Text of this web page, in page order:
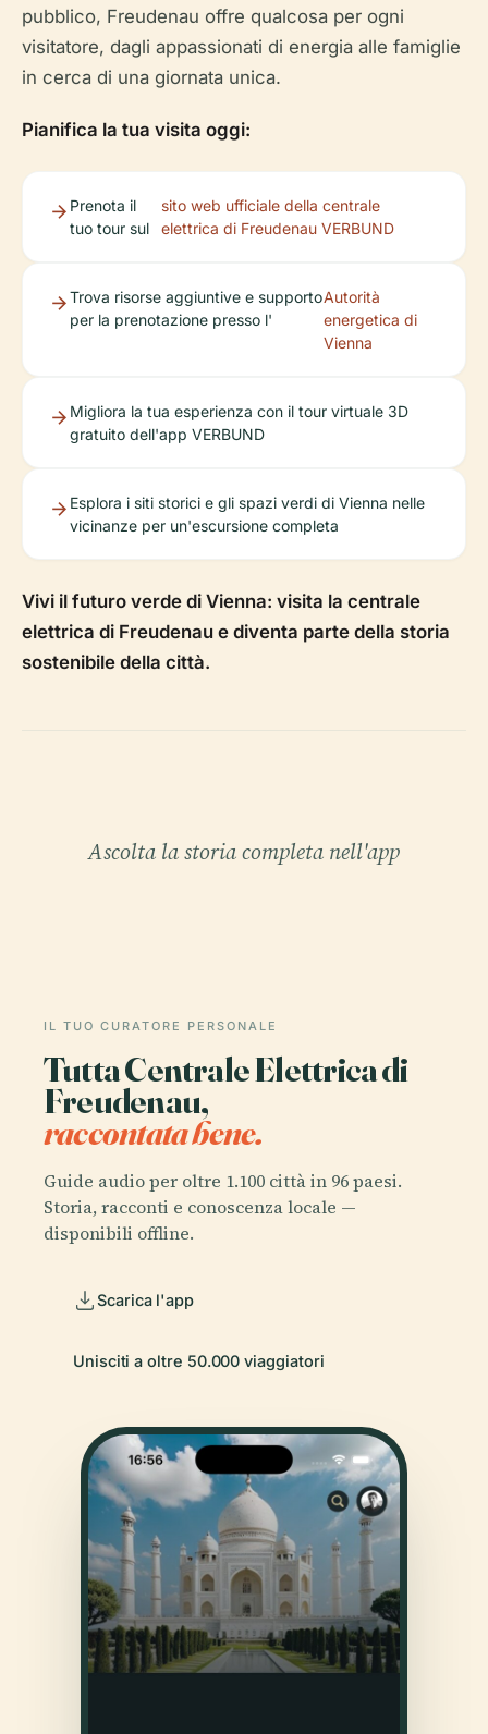
pubblico, Freudenau offre qualcosa per ogni
visitatore, dagli appassionati di energia alle famiglie
in cerca di una giornata unica.
Pianifica la tua visita oggi:
Prenota il
tuo tour sul
sito web ufficiale della centrale
elettrica di Freudenau VERBUND
Trova risorse aggiuntive e supporto
per la prenotazione presso l'
Autorità
energetica di
Vienna
Migliora la tua esperienza con il tour virtuale 3D
gratuito dell'app VERBUND
Esplora i siti storici e gli spazi verdi di Vienna nelle
vicinanze per un'escursione completa
Vivi il futuro verde di Vienna: visita la centrale
elettrica di Freudenau e diventa parte della storia
sostenibile della città.
Ascolta la storia completa nell'app
IL TUO CURATORE PERSONALE
Tutta Centrale Elettrica di
Freudenau,
raccontata bene.
Guide audio per oltre 1.100 città in 96 paesi.
Storia, racconti e conoscenza locale —
disponibili offline.
Scarica l'app
Unisciti a oltre 50.000 viaggiatori